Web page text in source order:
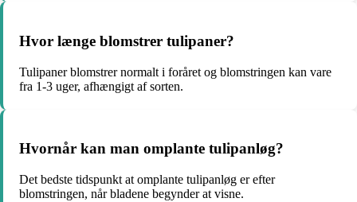
Hvor længe blomstrer tulipaner?
Tulipaner blomstrer normalt i foråret og blomstringen kan vare
fra 1-3 uger, afhængigt af sorten.
Hvornår kan man omplante tulipanløg?
Det bedste tidspunkt at omplante tulipanløg er efter
blomstringen, når bladene begynder at visne.